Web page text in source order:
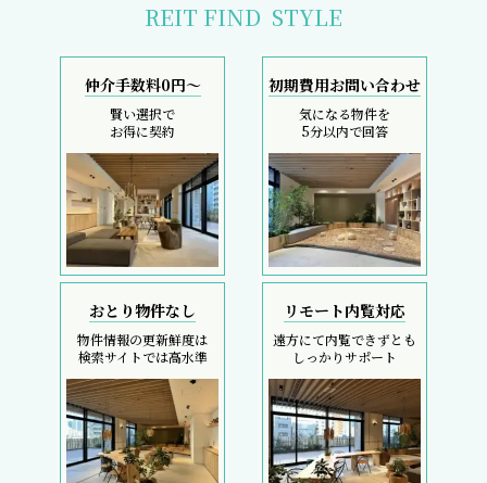
REIT FIND STYLE
仲介手数料0円～
賢い選択で
お得に契約
初期費用お問い合わせ
気になる物件を
5分以内で回答
おとり物件なし
物件情報の更新鮮度は
検索サイトでは高水準
リモート内覧対応
遠方にて内覧できずとも
しっかりサポート